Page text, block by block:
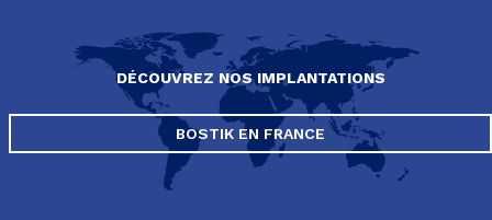
DÉCOUVREZ NOS IMPLANTATIONS
BOSTIK EN FRANCE